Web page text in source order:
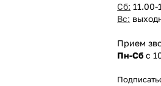
Сб: 11.00-
Вс:
Прием
Пн-Сб с